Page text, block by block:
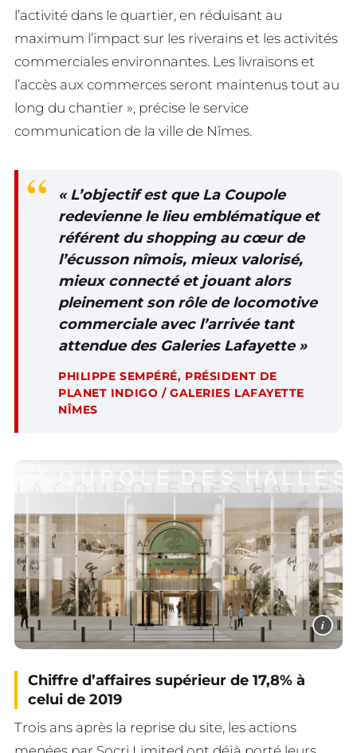
l’activité dans le quartier, en réduisant au
maximum l’impact sur les riverains et les activités
commerciales environnantes. Les livraisons et
l’accès aux commerces seront maintenus tout au
long du chantier », précise le service
communication de la ville de Nîmes.
« L’objectif est que La Coupole
redevienne le lieu emblématique et
référent du shopping au cœur de
l’écusson nîmois, mieux valorisé,
mieux connecté et jouant alors
pleinement son rôle de locomotive
commerciale avec l’arrivée tant
attendue des Galeries Lafayette »
PHILIPPE SEMPÉRÉ, PRÉSIDENT DE
PLANET INDIGO / GALERIES LAFAYETTE
NÎMES
i
Chiffre d’affaires supérieur de 17,8% à
celui de 2019
Trois ans après la reprise du site, les actions